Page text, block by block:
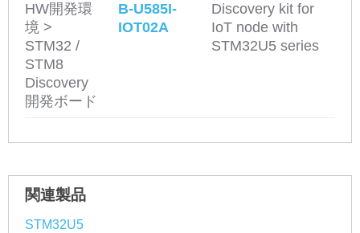
HW開発環
境 >
STM32 /
STM8
Discovery
開発ボード
B-U585I-
IOT02A
Discovery kit for
IoT node with
STM32U5 series
関連製品
STM32U5